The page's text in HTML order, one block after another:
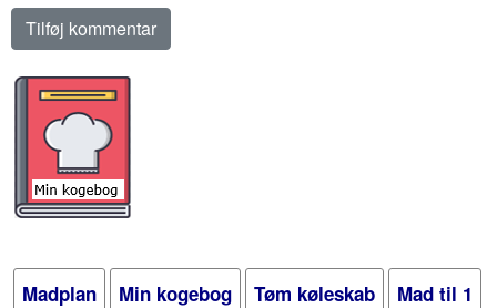
Madplan Min kogebog Tøm køleskab
Mad til 1